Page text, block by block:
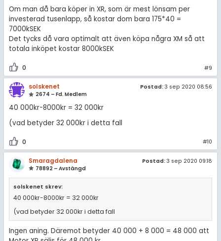
Om man då bara köper in XR, som är mest lönsam per
investerad tusenlapp, så kostar dom bara 175*40 =
7000kSEK
Det tycks då vara optimalt att även köpa några XM så att
totala inköpet kostar 8000kSEK
0 #9
solskenet
2674 – Fd. Medlem
Postad: 3 sep 2020 08:56
40 000kr-8000kr = 32 000kr
(vad betyder 32 000kr i detta fall
0 #10
Smaragdalena
78892 – Avstängd
Postad: 3 sep 2020 09:18
solskenet skrev:
40 000kr-8000kr = 32 000kr
(vad betyder 32 000kr i detta fall
Ingen aning. Däremot betyder 40 000 + 8 000 = 48 000 att